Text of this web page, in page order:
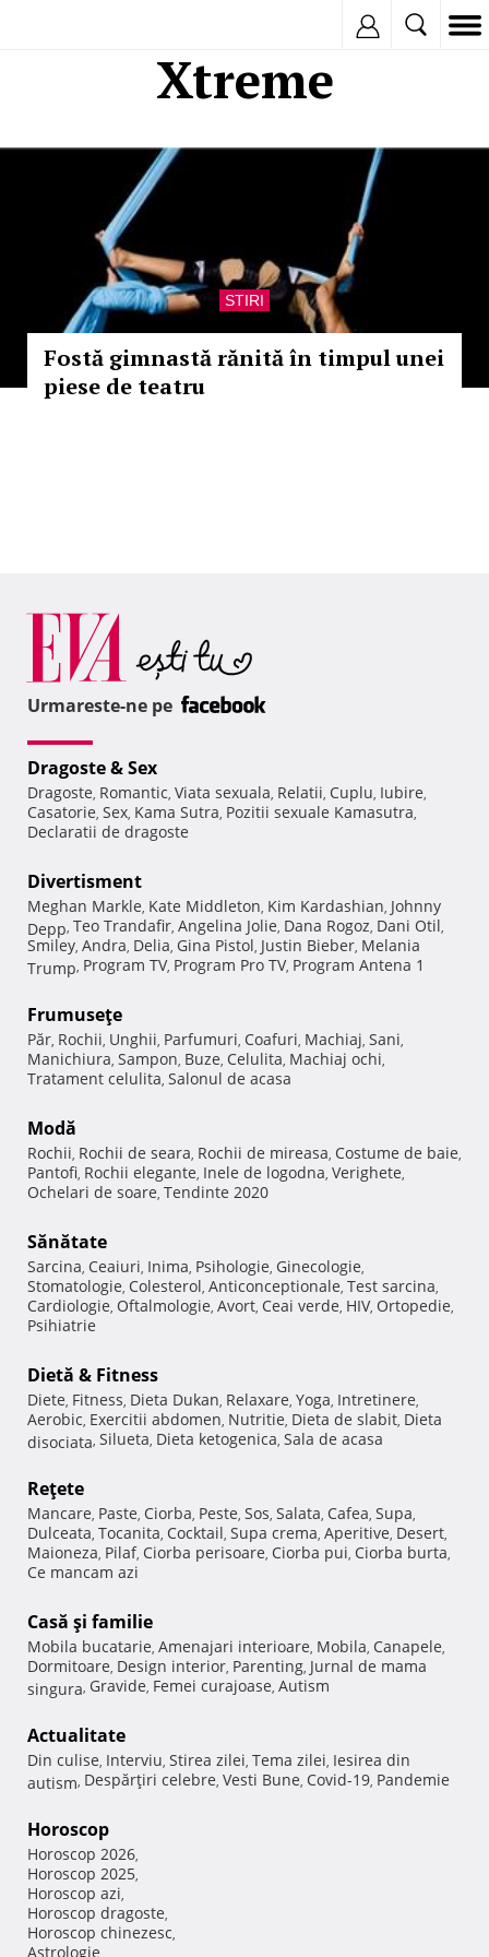
Xtreme
STIRI
Fostă gimnastă rănită în timpul unei
piese de teatru
Urmareste-ne pe
Dragoste & Sex
Dragoste, Romantic, Viata sexuala, Relatii, Cuplu, Iubire,
Casatorie, Sex, Kama Sutra, Pozitii sexuale Kamasutra,
Declaratii de dragoste
Divertisment
Meghan Markle, Kate Middleton, Kim Kardashian, Johnny
Depp, Teo Trandafir, Angelina Jolie, Dana Rogoz, Dani Otil,
Smiley, Andra, Delia, Gina Pistol, Justin Bieber, Melania
Trump, Program TV, Program Pro TV, Program Antena 1
Frumuseţe
Păr, Rochii, Unghii, Parfumuri, Coafuri, Machiaj, Sani,
Manichiura, Sampon, Buze, Celulita, Machiaj ochi,
Tratament celulita, Salonul de acasa
Modă
Rochii, Rochii de seara, Rochii de mireasa, Costume de baie,
Pantofi, Rochii elegante, Inele de logodna, Verighete,
Ochelari de soare, Tendinte 2020
Sănătate
Sarcina, Ceaiuri, Inima, Psihologie, Ginecologie,
Stomatologie, Colesterol, Anticonceptionale, Test sarcina,
Cardiologie, Oftalmologie, Avort, Ceai verde, HIV, Ortopedie,
Psihiatrie
Dietă & Fitness
Diete, Fitness, Dieta Dukan, Relaxare, Yoga, Intretinere,
Aerobic, Exercitii abdomen, Nutritie, Dieta de slabit, Dieta
disociata, Silueta, Dieta ketogenica, Sala de acasa
Reţete
Mancare, Paste, Ciorba, Peste, Sos, Salata, Cafea, Supa,
Dulceata, Tocanita, Cocktail, Supa crema, Aperitive, Desert,
Maioneza, Pilaf, Ciorba perisoare, Ciorba pui, Ciorba burta,
Ce mancam azi
Casă şi familie
Mobila bucatarie, Amenajari interioare, Mobila, Canapele,
Dormitoare, Design interior, Parenting, Jurnal de mama
singura, Gravide, Femei curajoase, Autism
Actualitate
Din culise, Interviu, Stirea zilei, Tema zilei, Iesirea din
autism, Despărţiri celebre, Vesti Bune, Covid-19, Pandemie
Horoscop
Horoscop 2026,
Horoscop 2025,
Horoscop azi,
Horoscop dragoste,
Horoscop chinezesc,
Astrologie